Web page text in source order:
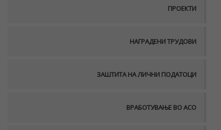
ПРОЕКТИ
НАГРАДЕНИ ТРУДОВИ
ЗАШТИТА НА ЛИЧНИ ПОДАТОЦИ
ВРАБОТУВАЊЕ ВО АСО